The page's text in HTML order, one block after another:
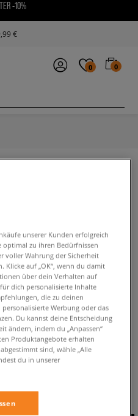
-10%
€
0 0
weniger Filter zu
SHOP
Kleidung Kollektion ✔️
unserer Kunden erfolgreich
zu ihren Bedürfnissen
voller Wahrung der Sicherheit
Klicke auf „OK“, wenn du damit
über dein Verhalten auf
dich personalisierte Inhalte
die zu deinen
Werbung oder das
Du kannst deine Entscheidung
ändern, indem du „Anpassen“
Produktangebote erhalten
sind, wähle „Alle
du in unserer